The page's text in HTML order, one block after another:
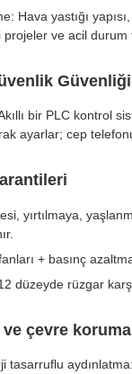
Hava yastığı
ve acil durum
Güvenliği
bir PLC kontrol
ayarlar; cep
yırtılmaya,
+ basınç
düzeyde rüzgar
çevre
tasarruflu